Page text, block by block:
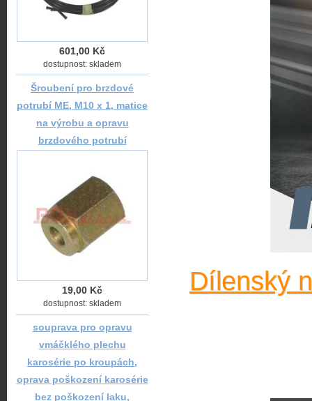
Dílenský
601,00 Kč
dostupnost: skladem
Šroubení pro brzdové
potrubí ME, M10 x 1, matice
na výrobu a opravu
brzdového potrubí
19,00 Kč
dostupnost: skladem
souprava pro opravu
vmáčklého plechu
karosérie po kroupách,
oprava poškození karosérie
bez poškození laku,